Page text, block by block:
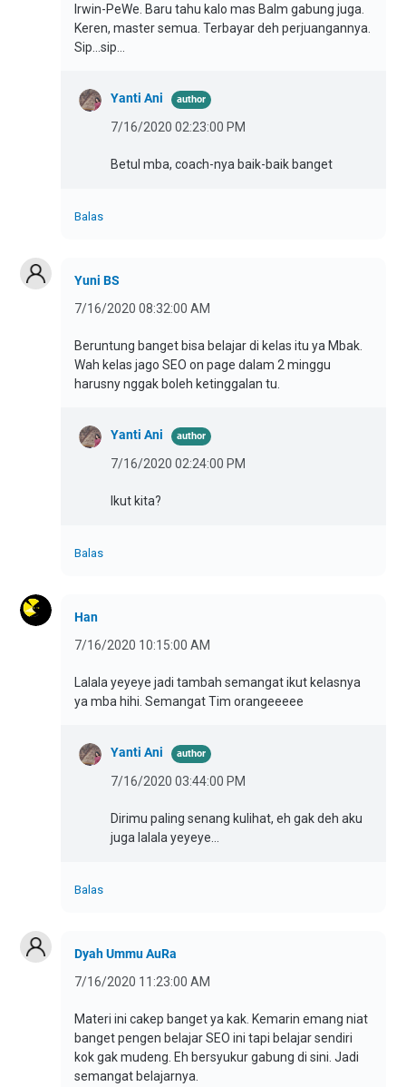
Irwin-PeWe. Baru tahu kalo mas BaIm gabung juga.
Keren, master semua. Terbayar deh perjuangannya.
Sip...sip...
Yanti Ani
7/16/2020 02:23:00 PM
Betul mba, coach-nya baik-baik banget
Balas
Yuni BS
7/16/2020 08:32:00 AM
Beruntung banget bisa belajar di kelas itu ya Mbak.
Wah kelas jago SEO on page dalam 2 minggu
harusny nggak boleh ketinggalan tu.
Yanti Ani
7/16/2020 02:24:00 PM
Ikut kita?
Balas
Han
7/16/2020 10:15:00 AM
Lalala yeyeye jadi tambah semangat ikut kelasnya
ya mba hihi. Semangat Tim orangeeeee
Yanti Ani
7/16/2020 03:44:00 PM
Dirimu paling senang kulihat, eh gak deh aku
juga lalala yeyeye...
Balas
Dyah Ummu AuRa
7/16/2020 11:23:00 AM
Materi ini cakep banget ya kak. Kemarin emang niat
banget pengen belajar SEO ini tapi belajar sendiri
kok gak mudeng. Eh bersyukur gabung di sini. Jadi
semangat belajarnya.